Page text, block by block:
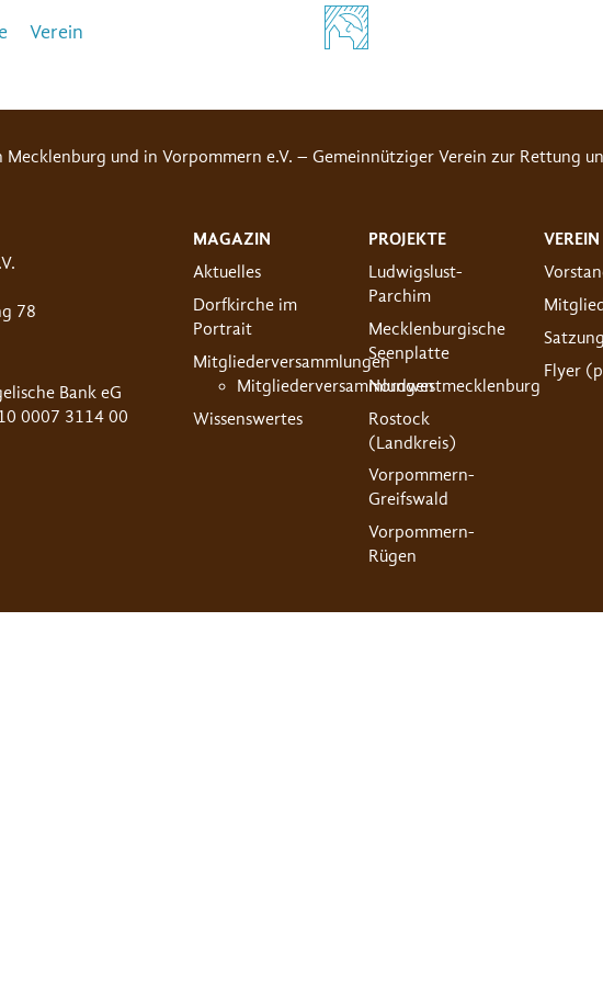
Verein
und in Vorpommern e.V. – Gemeinnütziger Verein zur Rettung
78
Bank eG
0007 3114 00
MAGAZIN
Aktuelles
Dorfkirche im
Portrait
Mitgliederversammlungen
Mitgliederversammlungen
Wissenswertes
PROJEKTE
Ludwigslust-
Parchim
Mecklenburgische
Seenplatte
Nordwestmecklenburg
Rostock
(Landkreis)
Vorpommern-
Greifswald
Vorpommern-
Rügen
VEREIN
Flyer